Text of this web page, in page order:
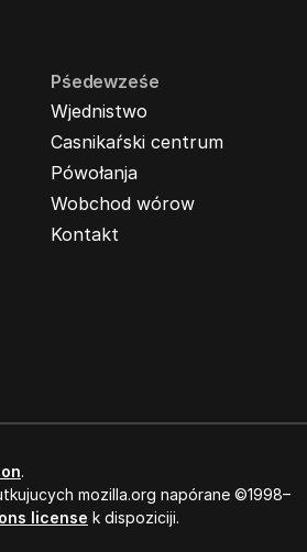
Pśedewześe
Wjednistwo
Casnikaŕski centrum
Pówołanja
Wobchod wórow
Kontakt
.
mozilla.org napórane ©1998–
license k dispoziciji.